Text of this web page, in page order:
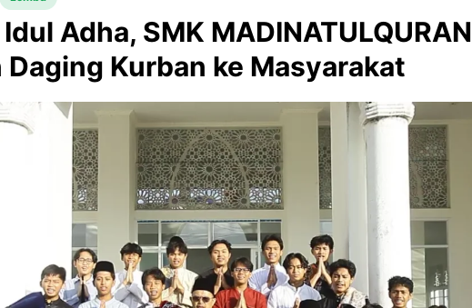
Adha, SMK MADINATULQURAN
Daging Kurban ke Masyarakat